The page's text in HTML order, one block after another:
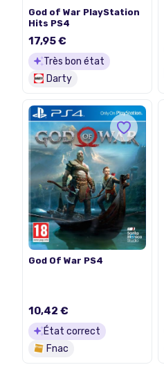
God of War PlayStation
Hits PS4
17,95 €
Très bon état
Darty
God Of War PS4
10,42 €
État correct
Fnac